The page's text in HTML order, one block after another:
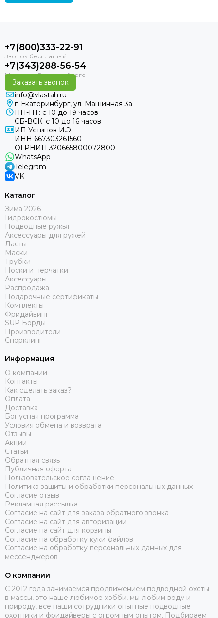
+7(800)333-22-91
+7(343)288-56-54
Заказать звонок
info@vlastah.ru
г. Екатеринбург, ул. Машинная 3а
ПН-ПТ: с 10 до 19 часов
СБ-ВСК: с 10 до 16 часов
ИП Устинов И.Э.
ИНН 667303261560
ОГРНИП 320665800072800
WhatsApp
Telegram
VK
Каталог
Зима 2026
Гидрокостюмы
Подводные ружья
Аксессуары для ружей
Ласты
Маски
Трубки
Носки и перчатки
Аксессуары
Распродажа
Подарочные сертификаты
Комплекты
Фридайвинг
SUP Борды
Производители
Снорклинг
Информация
О компании
Контакты
Как сделать заказ?
Оплата
Доставка
Бонусная программа
Условия обмена и возврата
Отзывы
Акции
Статьи
Обратная связь
Публичная оферта
Пользовательское соглашение
Политика защиты и обработки персональных данных
Согласие отзыв
Рекламная рассылка
Согласие на сайт для заказа обратного звонка
Согласие на сайт для авторизации
Согласие на сайт для корзины
Согласие на обработку куки файлов
Согласие на обработку персональных данных для
мессенджеров
О компании
C 2012 года занимаемся продвижением подводной охоты
в массы, это наше любимое хобби, мы любим воду и
природу, все наши сотрудники опытные подводные
охотники и фридайверы с огромным опытом. Подбираем